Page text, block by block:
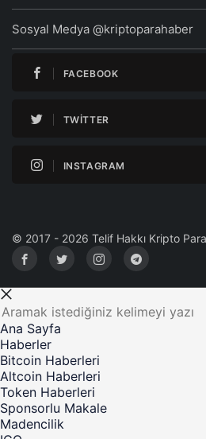
Sosyal Medya @kriptoparahaber
FACEBOOK
TWITTER
INSTAGRAM
© 2017 - 2026 Telif Hakkı Kripto
Ana Sayfa
Haberler
Bitcoin Haberleri
Altcoin Haberleri
Token Haberleri
Sponsorlu Makale
Madencilik